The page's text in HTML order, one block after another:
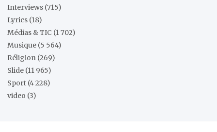
Interviews (715)
Lyrics (18)
Médias & TIC (1 702)
Musique (5 564)
Réligion (269)
Slide (11 965)
Sport (4 228)
video (3)